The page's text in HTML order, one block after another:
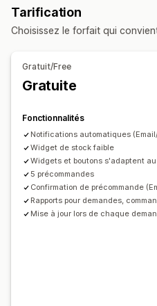
Personnalisation
Boutons
Badges
Texte
Limites de commande
Options de paiement
Échéanciers des paiements
Stock faible De retour en
Multilingue Notifications
Bouton de notification
Compteur de stock
Analyses de données et
Demande client Rapports sur
Rapports de performance
Suivi des stocks
Tarification
Choisissez le forfait qui
Gratuit/Free
Gratuite
Fonctionnalités
Notifications automatiques
Widget de stock faible
Widgets et boutons s'adaptent
5 précommandes
Confirmation de précommande
Rapports pour demandes,
Mise à jour lors de chaque